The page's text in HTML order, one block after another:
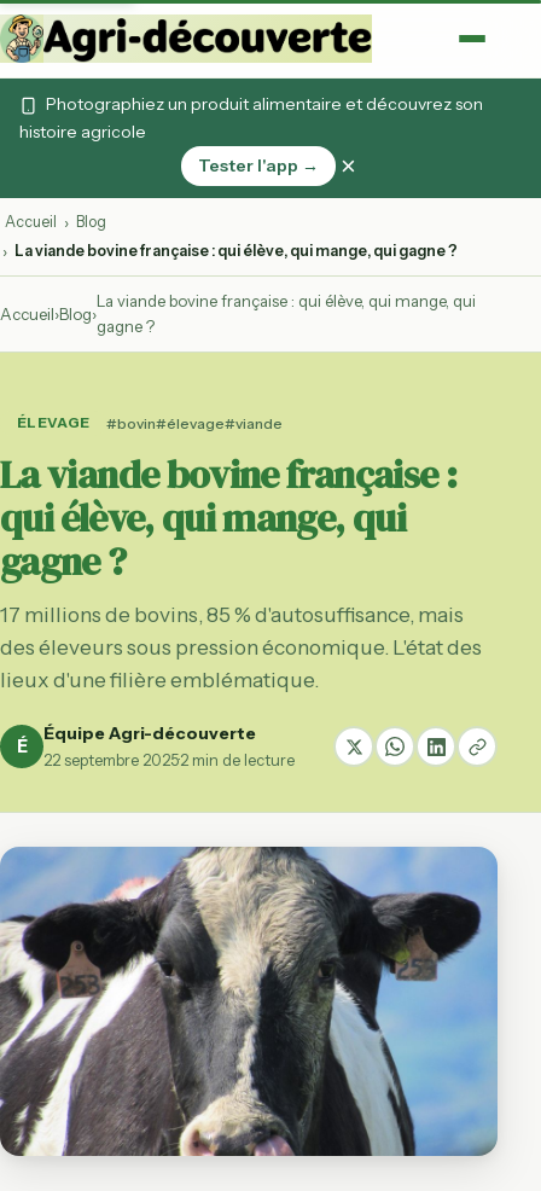
Photographiez un produit alimentaire et découvrez son
histoire agricole
Tester l'app →
×
Accueil › Blog
› La viande bovine française : qui élève, qui mange, qui gagne ?
Accueil›Blog›
La viande bovine française : qui élève, qui mange, qui
gagne ?
ÉLEVAGE #bovin#élevage#viande
La viande bovine française :
qui élève, qui mange, qui
gagne ?
17 millions de bovins, 85 % d'autosuffisance, mais
des éleveurs sous pression économique. L'état des
lieux d'une filière emblématique.
É
Équipe Agri-découverte
22 septembre 2025·2 min de lecture